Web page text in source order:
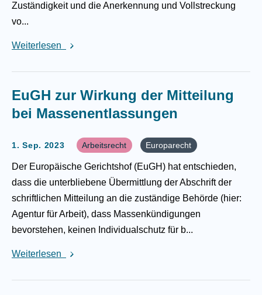
Zuständigkeit und die Anerkennung und Vollstreckung
vo...
Weiterlesen
EuGH zur Wirkung der Mitteilung
bei Massenentlassungen
1. Sep. 2023 Arbeitsrecht Europarecht
Der Europäische Gerichtshof (EuGH) hat entschieden,
dass die unterbliebene Übermittlung der Abschrift der
schriftlichen Mitteilung an die zuständige Behörde (hier:
Agentur für Arbeit), dass Massenkündigungen
bevorstehen, keinen Individualschutz für b...
Weiterlesen